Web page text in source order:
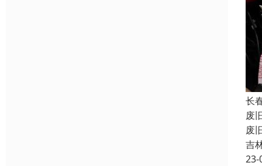
长
废
废
吉
23-